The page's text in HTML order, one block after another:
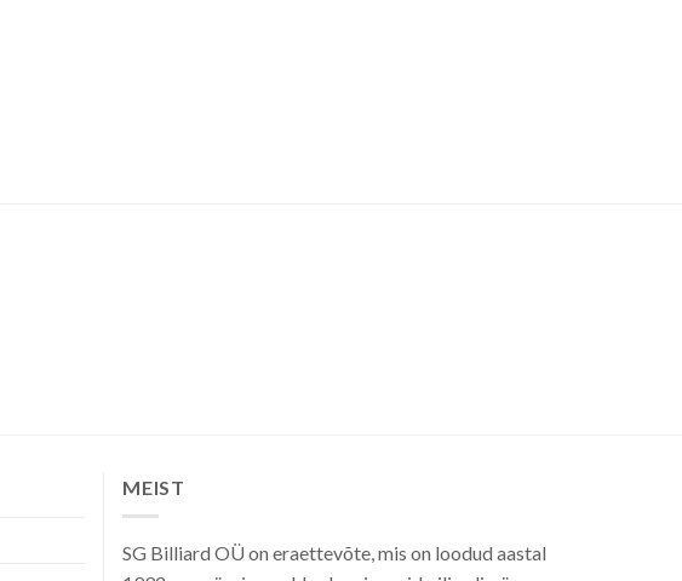
MEIST
SG Billiard OÜ on eraettevõte, mis on loodud aastal